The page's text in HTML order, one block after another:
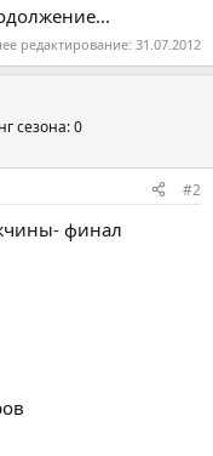
редактирование: 31.07.2012
сезона: 0
#2
финал